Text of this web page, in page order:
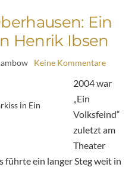
Ein
Henrik Ibsen
Keine Kommentare
in Ein
2004 war
„Ein
Volksfeind“
zuletzt am
Theater
führte ein langer Steg weit in